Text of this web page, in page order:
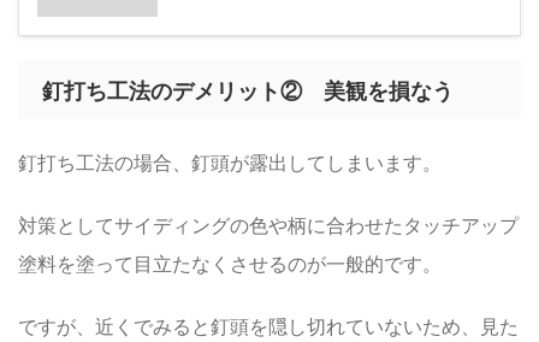
釘打ち工法のデメリット② 美観を損なう
釘打ち工法の場合、釘頭が露出してしまいます。
対策としてサイディングの色や柄に合わせたタッチアップ
塗料を塗って目立たなくさせるのが一般的です。
ですが、近くでみると釘頭を隠し切れていないため、見た